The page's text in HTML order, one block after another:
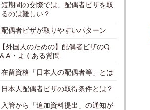
短期間の交際では、配偶者ビザを取
るのは難しい？
配偶者ビザが取りやすいパターン
【外国人のための】配偶者ビザのQ
＆A・よくある質問
在留資格「日本人の配偶者等」とは
日本人配偶者ビザの取得条件とは？
入管から「追加資料提出」の通知が